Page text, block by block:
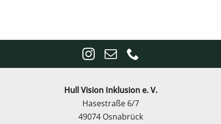
Hull Vision Inklusion e. V.
Hasestraße 6/7
49074 Osnabrück